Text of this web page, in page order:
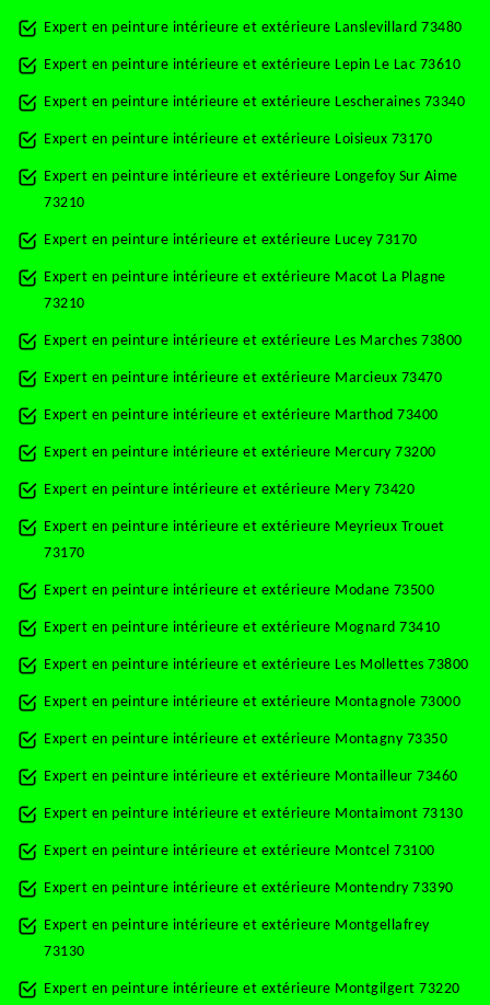
Expert en peinture intérieure et extérieure Lanslevillard 73480
Expert en peinture intérieure et extérieure Lepin Le Lac 73610
Expert en peinture intérieure et extérieure Lescheraines 73340
Expert en peinture intérieure et extérieure Loisieux 73170
Expert en peinture intérieure et extérieure Longefoy Sur Aime
73210
Expert en peinture intérieure et extérieure Lucey 73170
Expert en peinture intérieure et extérieure Macot La Plagne
73210
Expert en peinture intérieure et extérieure Les Marches 73800
Expert en peinture intérieure et extérieure Marcieux 73470
Expert en peinture intérieure et extérieure Marthod 73400
Expert en peinture intérieure et extérieure Mercury 73200
Expert en peinture intérieure et extérieure Mery 73420
Expert en peinture intérieure et extérieure Meyrieux Trouet
73170
Expert en peinture intérieure et extérieure Modane 73500
Expert en peinture intérieure et extérieure Mognard 73410
Expert en peinture intérieure et extérieure Les Mollettes 73800
Expert en peinture intérieure et extérieure Montagnole 73000
Expert en peinture intérieure et extérieure Montagny 73350
Expert en peinture intérieure et extérieure Montailleur 73460
Expert en peinture intérieure et extérieure Montaimont 73130
Expert en peinture intérieure et extérieure Montcel 73100
Expert en peinture intérieure et extérieure Montendry 73390
Expert en peinture intérieure et extérieure Montgellafrey
73130
Expert en peinture intérieure et extérieure Montgilgert 73220